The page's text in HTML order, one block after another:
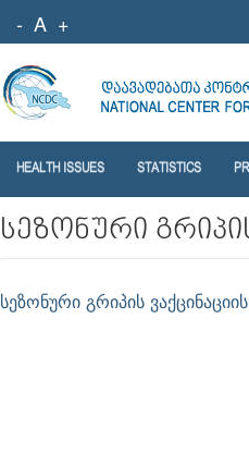
- A +
HEALTH ISSUES STATISTICS
სეზონური
სეზონური გრიპის